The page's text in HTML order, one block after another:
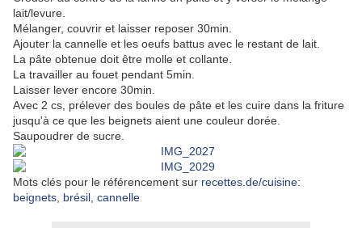
lait/levure.
Mélanger, couvrir et laisser reposer 30min.
Ajouter la cannelle et les oeufs battus avec le restant de lait.
La pâte obtenue doit être molle et collante.
La travailler au fouet pendant 5min.
Laisser lever encore 30min.
Avec 2 cs, prélever des boules de pâte et les cuire dans la friture
jusqu'à ce que les beignets aient une couleur dorée.
Saupoudrer de sucre.
Mots clés pour le référencement sur recettes.de/cuisine:
beignets brésil cannelle